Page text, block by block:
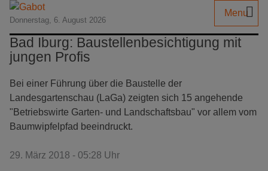
Donnerstag, 6. August 2026
Menu
Bad Iburg: Baustellenbesichtigung mit
jungen Profis
Bei einer Führung über die Baustelle der
Landesgartenschau (LaGa) zeigten sich 15 angehende
"Betriebswirte Garten- und Landschaftsbau" vor allem vom
Baumwipfelpfad beeindruckt.
29. März 2018 - 05:28 Uhr